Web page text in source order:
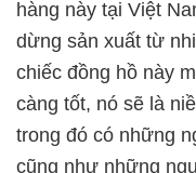
hàng này tại Việt
dừng sản xuất từ
chiếc đồng hồ này
càng tốt, nó sẽ là
trong đó có những
cũng như những